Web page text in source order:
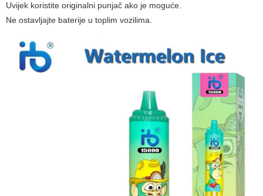
Uvijek koristite originalni punjač ako je moguće.
Ne ostavljajte baterije u toplim vozilima.